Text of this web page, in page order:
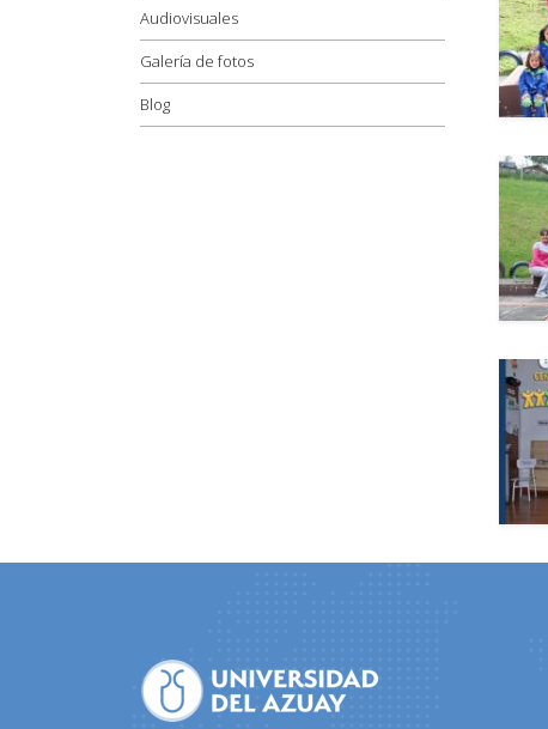
Audiovisuales
Galería de fotos
Blog